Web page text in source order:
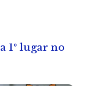
1º lugar no